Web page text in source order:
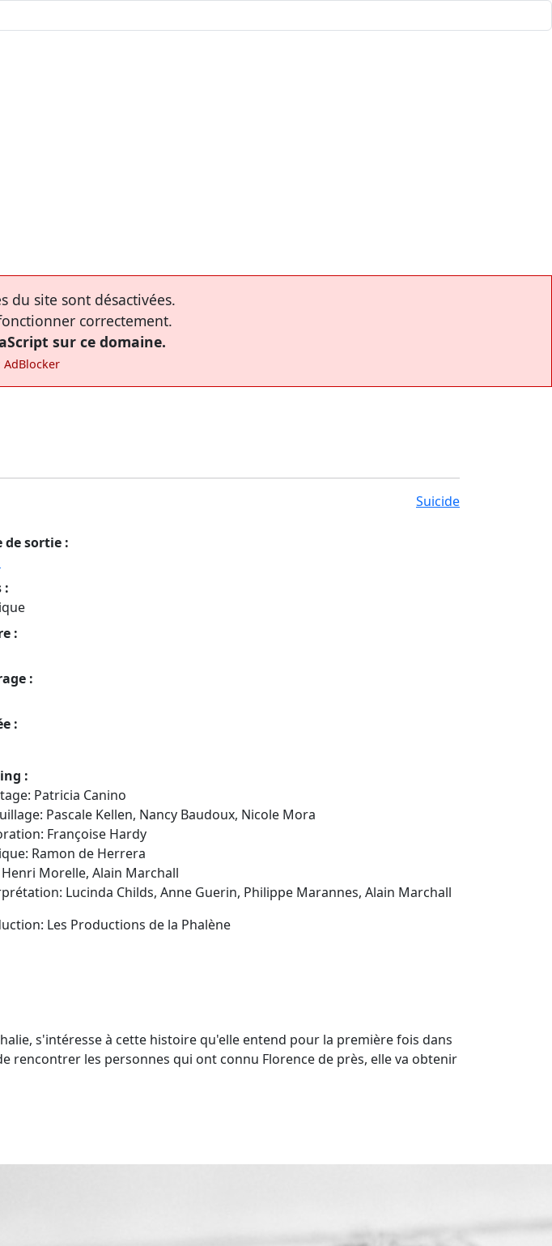
du site sont désactivées.
correctement.
sur ce domaine.
AdBlocker
Suicide
de sortie :
:
:
:
:
:
Patricia Canino
Pascale Kellen, Nancy Baudoux, Nicole Mora
Françoise Hardy
Ramon de Herrera
Henri Morelle, Alain Marchall
Lucinda Childs, Anne Guerin, Philippe Marannes, Alain Marchall
Les Productions de la Phalène
s'intéresse à cette histoire qu'elle entend pour la première fois dans
rencontrer les personnes qui ont connu Florence de près, elle va obtenir